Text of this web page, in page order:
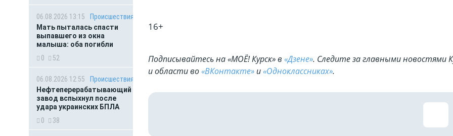
06.08.2026 13:15
Происшествия
Мать пыталась спасти
выпавшего из окна
малыша: оба погибли
0
52
06.08.2026 12:55
Происшествия
Нефтеперерабатывающий
завод вспыхнул после
удара украинских БПЛА
0
38
16+
Подписывайтесь на «МОЁ! Курск» в «Дзене». Cледите за главными новостями
и области во«ВКонтакте» и«Одноклассниках».